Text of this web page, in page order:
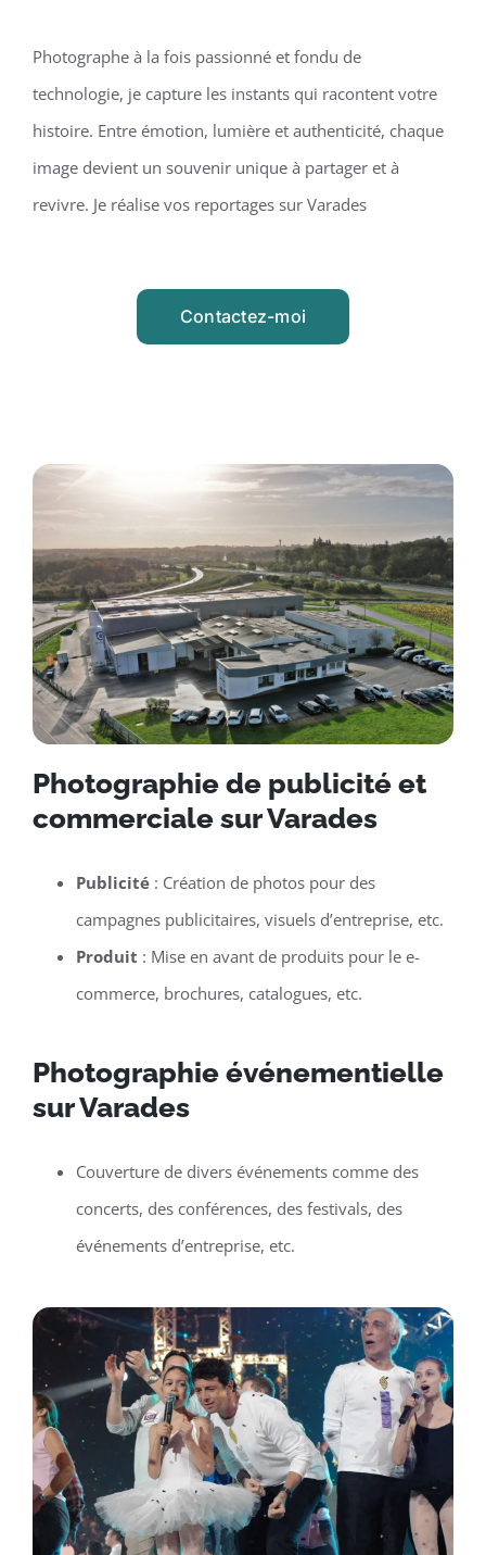
Photographe à la fois passionné et fondu de
technologie, je capture les instants qui racontent votre
histoire. Entre émotion, lumière et authenticité, chaque
image devient un souvenir unique à partager et à
revivre. Je réalise vos reportages sur Varades
Contactez-moi
Photographie de publicité et
commerciale sur Varades
Publicité: Création de photos pour des
campagnes publicitaires, visuels d’entreprise, etc.
Produit : Mise en avant de produits pour le e-
commerce, brochures, catalogues, etc.
Photographie événementielle
sur Varades
Couverture de divers événements comme des
concerts, des conférences, des festivals, des
événements d’entreprise, etc.